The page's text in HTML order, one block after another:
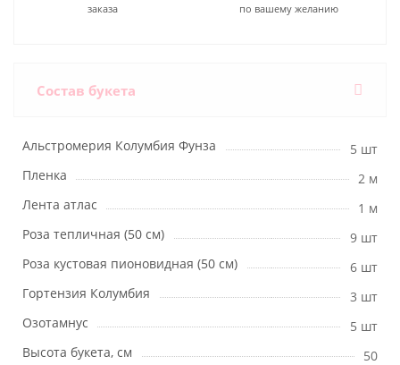
заказа
по вашему желанию
Состав букета
Альстромерия Колумбия Фунза
5 шт
Пленка
2 м
Лента атлас
1 м
Роза тепличная (50 см)
9 шт
Роза кустовая пионовидная (50 см)
6 шт
Гортензия Колумбия
3 шт
Озотамнус
5 шт
Высота букета, см
50